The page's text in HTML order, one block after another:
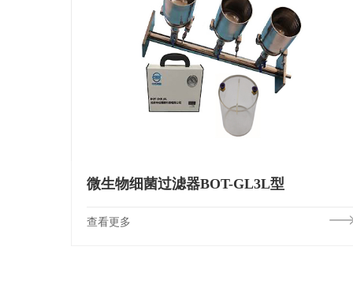
微生物细菌过滤器BOT-GL3L型
查看更多